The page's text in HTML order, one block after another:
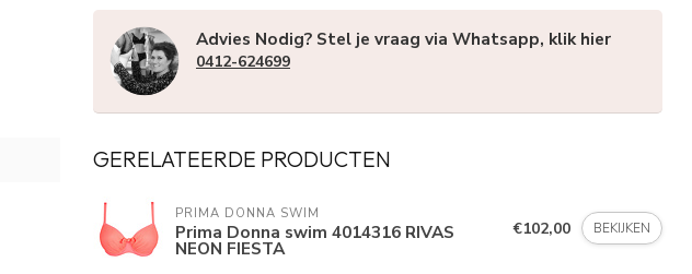
Advies Nodig? Stel je vraag via Whatsapp, klik hier
0412-624699
GERELATEERDE PRODUCTEN
PRIMA DONNA SWIM
Prima Donna swim 4014316 RIVAS
NEON FIESTA
€102,00 BEKIJKEN